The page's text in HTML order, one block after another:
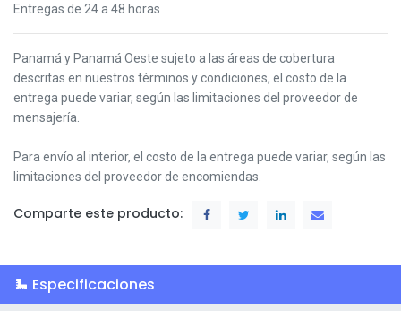
Entregas de 24 a 48 horas
Panamá y Panamá Oeste sujeto a las áreas de cobertura
descritas en nuestros términos y condiciones, el costo de la
entrega puede variar, según las limitaciones del proveedor de
mensajería.
Para envío al interior, el costo de la entrega puede variar, según las
limitaciones del proveedor de encomiendas.
Comparte este producto:
Especificaciones